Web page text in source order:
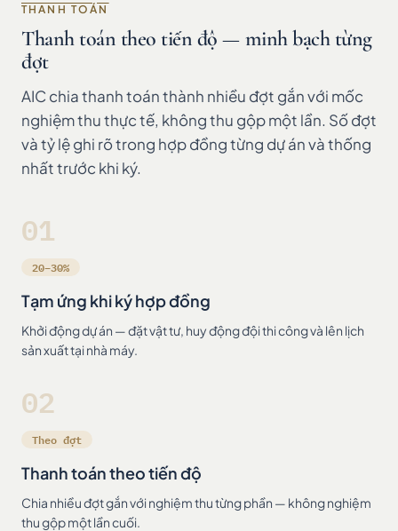
THANH TOÁN
Thanh toán theo tiến độ — minh bạch từng
đợt
AIC chia thanh toán thành nhiều đợt gắn với mốc
nghiệm thu thực tế, không thu gộp một lần. Số đợt
và tỷ lệ ghi rõ trong hợp đồng từng dự án và thống
nhất trước khi ký.
01
20–30%
Tạm ứng khi ký hợp đồng
Khởi động dự án — đặt vật tư, huy động đội thi công và lên lịch
sản xuất tại nhà máy.
02
Theo đợt
Thanh toán theo tiến độ
Chia nhiều đợt gắn với nghiệm thu từng phần — không nghiệm
thu gộp một lần cuối.